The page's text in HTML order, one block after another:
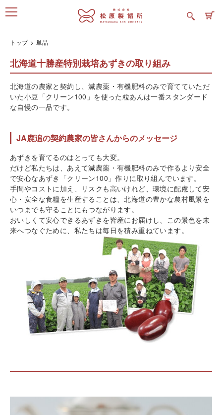
トップ 単品
北海道十勝産特別栽培あずきの取り組み
北海道の農家と契約し、減農薬・有機肥料のみで育てていただ
いた小豆「クリーン100」を使った粒あんは一番スタンダード
な自慢の一品です。
JA鹿追の契約農家の皆さんからのメッセージ
あずきを育てるのはとっても大変。
だけど私たちは、あえて減農薬・有機肥料のみで作るより安全
で安心なあずき「クリーン100」作りに取り組んでいます。
手間やコストに加え、リスクも高いけれど、環境に配慮して安
心・安全な食糧を生産することは、北海道の豊かな農村風景を
いつまでも守ることにもつながります。
おいしくて安心できるあずきを皆産にお届けし、この景色を未
来へつなぐために、私たちは毎日を積み重ねています。